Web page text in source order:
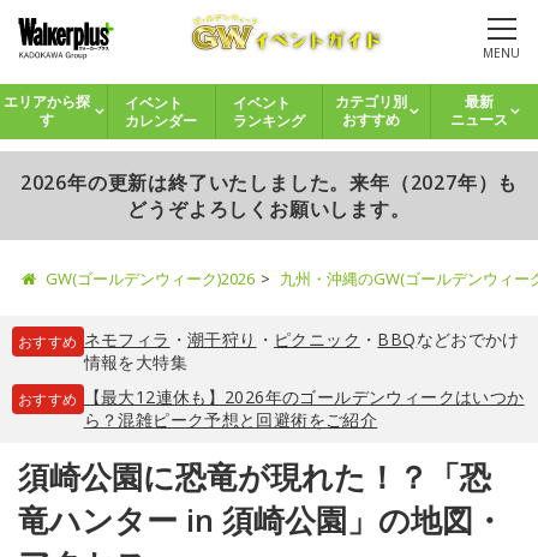
MENU
エリアから探
す
イベント
カレンダー
イベント
ランキング
カテゴリ別
おすすめ
最新
ニュース
2026年の更新は終了いたしました。来年（2027年）も
どうぞよろしくお願いします。
GW(ゴールデンウィーク)2026 九州・沖縄のGW(ゴールデンウィ
おすすめ ネモフィラ ・ 潮干狩り ・ ピクニック ・ BBQなどおでかけ
情報を大特集
おすすめ
【最大12連休も】2026年のゴールデンウィークはいつか
ら？混雑ピーク予想と回避術をご紹介
須崎公園に恐竜が現れた！？「恐
竜ハンター in 須崎公園」の地図・